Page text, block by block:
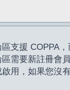
支援 COPPA
需要新註冊會
用，如果您沒